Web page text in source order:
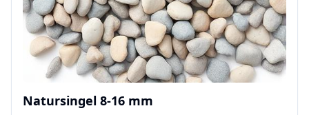
Natursingel 8-16 mm